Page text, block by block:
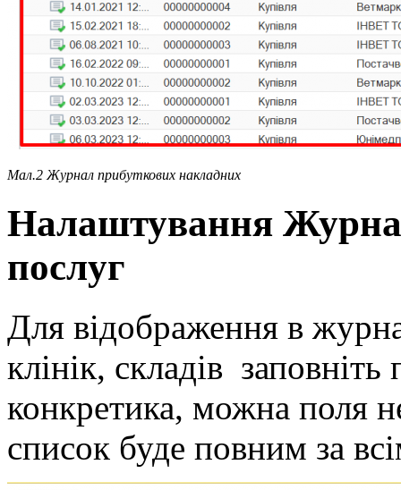
Мал.2 Журнал прибуткових накладних
Налаштування
послуг
Для відображення в
клінік, складів
конкретика, можна поля
список буде повним за